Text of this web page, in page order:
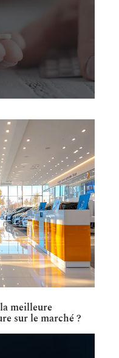
meilleure
sur le marché ?